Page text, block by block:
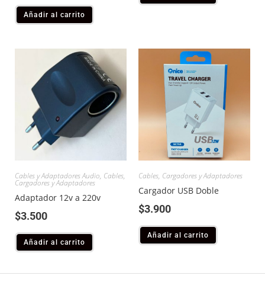
Añadir al carrito
Cables y Adaptadores Audio, Cables,
Cargadores y Adaptadores
Adaptador 12v a 220v
$3.500
Añadir al carrito
Cables, Cargadores y Adaptadores
Cargador USB Doble
$3.900
Añadir al carrito